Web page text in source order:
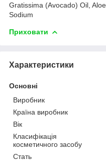
Gratissima (Avocado) Oil,
Sodium
Приховати
Характеристики
Основні
Виробник
Країна виробник
Вік
Класифікація
косметичного засобу
Стать